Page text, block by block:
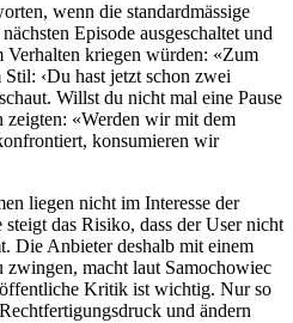
wenn die standardmässige
Episode ausgeschaltet und
Verhalten kriegen würden: «Zum
‹Du hast jetzt schon zwei
Willst du nicht mal eine Pause
zeigten: «Werden wir mit dem
konsumieren wir
liegen nicht im Interesse der
das Risiko, dass der User nicht
Die Anbieter deshalb mit einem
zwingen, macht laut Samochowiec
Kritik ist wichtig. Nur so
und ändern